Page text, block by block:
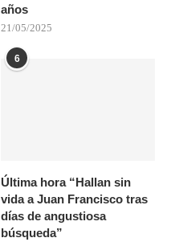
años
21/05/2025
6
Última hora “Hallan sin
vida a Juan Francisco tras
días de angustiosa
búsqueda”